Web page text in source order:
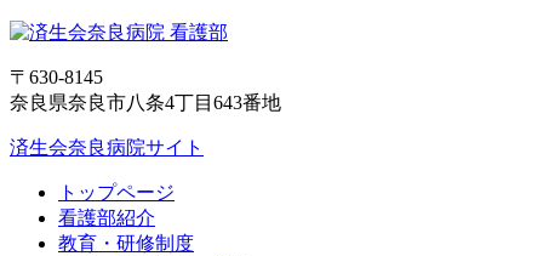
〒630-8145
奈良県奈良市八条4丁目643番地
済生会奈良病院サイト
トップページ
看護部紹介
教育・研修制度